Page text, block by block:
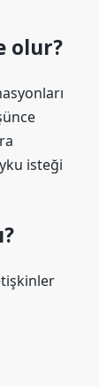
olur?
isteği